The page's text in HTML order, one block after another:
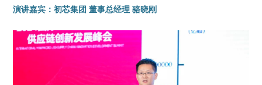
演讲嘉宾：初芯集团 董事总经理 骆晓刚